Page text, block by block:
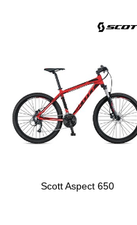
Scott Aspect 650